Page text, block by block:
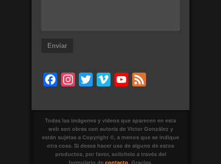
Enviar
FacebookInstagram
Twitter Vimeo YouTube
Todas las imágenes y videos que aparecen en esta
web son obras con autoría de Víctor González y
están sujetas a Copyright ©, a menos que se indique
otra cosa. Si desea hacer uso de alguno de estos
productos, por favor, solicítelo a través del
formulario de contacto. Gracias.